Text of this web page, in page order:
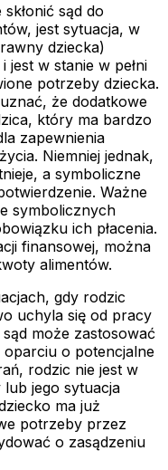
sąd do
jest sytuacja, w
dziecka)
jest w stanie w pełni
potrzeby dziecka.
że dodatkowe
który ma bardzo
zapewnienia
Niemniej jednak,
a symboliczne
Ważne
symbolicznych
ich płacenia.
finansowej, można
alimentów.
gdy rodzic
uchyla się od pracy
może zastosować
oparciu o potencjalne
rodzic nie jest w
lub jego sytuacja
ma już
potrzeby przez
o zasądzeniu